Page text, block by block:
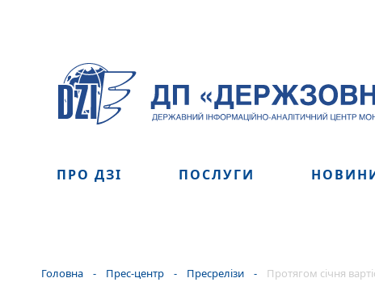
ПРО ДЗІ ПОСЛУГИ
Головна - Прес-центр - Пресрелізи - Протягом січня